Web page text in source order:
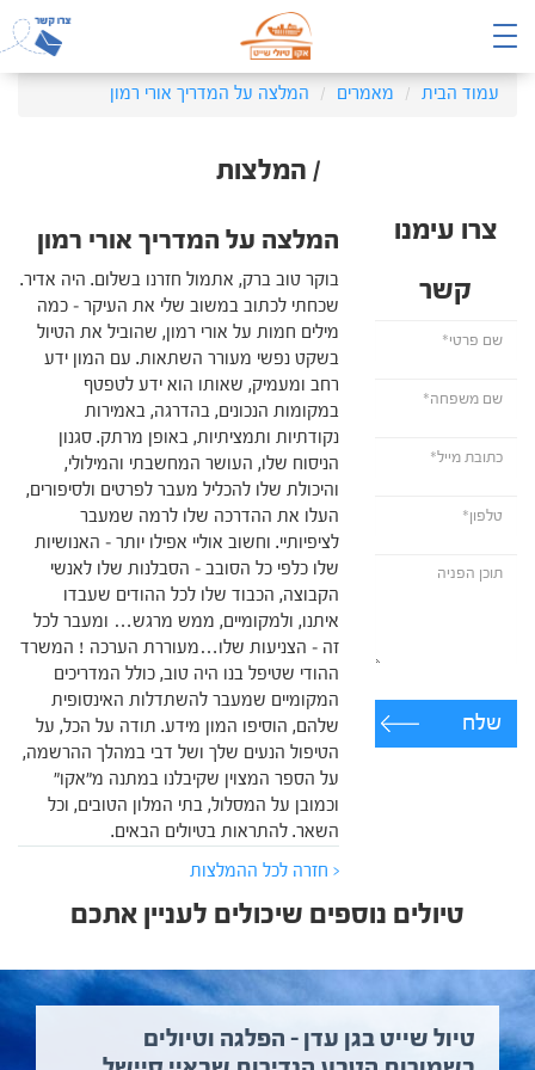
עמוד הבית מאמרים המלצה על המדריך אורי רמון
/ המלצות
צרו עימנו
קשר
שלח
המלצה על המדריך אורי רמון
בוקר טוב ברק, אתמול חזרנו בשלום. היה אדיר.
שכחתי לכתוב במשוב שלי את העיקר – כמה
מילים חמות על אורי רמון, שהוביל את הטיול
בשקט נפשי מעורר השתאות. עם המון ידע
רחב ומעמיק, שאותו הוא ידע לטפטף
במקומות הנכונים, בהדרגה, באמירות
נקודתיות ותמציתיות, באופן מרתק. סגנון
הניסוח שלו, העושר המחשבתי והמילולי,
והיכולת שלו להכליל מעבר לפרטים ולסיפורים,
העלו את ההדרכה שלו לרמה שמעבר
לציפיותיי. וחשוב אוליי אפילו יותר – האנושיות
שלו כלפי כל הסובב – הסבלנות שלו לאנשי
הקבוצה, הכבוד שלו לכל ההודים שעבדו
איתנו, ולמקומיים, ממש מרגש… ומעבר לכל
זה – הצניעות שלו…מעוררת הערכה ! המשרד
ההודי שטיפל בנו היה טוב, כולל המדריכים
המקומיים שמעבר להשתדלות האינסופית
שלהם, הוסיפו המון מידע. תודה על הכל, על
הטיפול הנעים שלך ושל דבי במהלך ההרשמה,
על הספר המצוין שקיבלנו במתנה מ"אקו"
וכמובן על המסלול, בתי המלון הטובים, וכל
השאר. להתראות בטיולים הבאים.
< חזרה לכל ההמלצות
טיולים נוספים שיכולים לעניין אתכם
טיול שייט בגן עדן – הפלגה וטיולים